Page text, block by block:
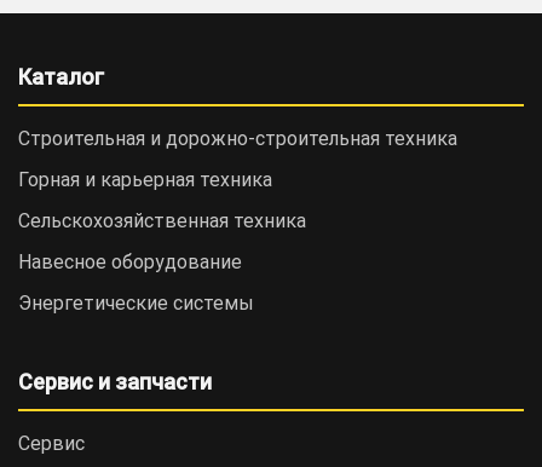
Каталог
Строительная и дорожно-cтроительная техника
Горная и карьерная техника
Сельскохозяйственная техника
Навесное оборудование
Энергетические системы
Сервис и запчасти
Сервис